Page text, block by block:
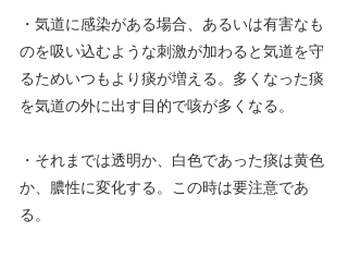
・気道に感染がある場合、あるいは有害なも
のを吸い込むような刺激が加わると気道を守
るためいつもより痰が増える。多くなった痰
を気道の外に出す目的で咳が多くなる。
・それまでは透明か、白色であった痰は黄色
か、膿性に変化する。この時は要注意であ
る。